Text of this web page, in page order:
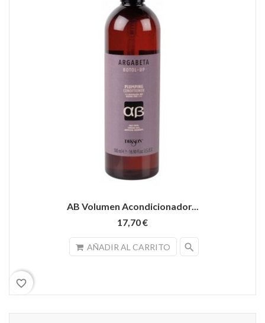
AB Volumen Acondicionador...
17,70 €
AÑADIR AL CARRITO search
favorite_border